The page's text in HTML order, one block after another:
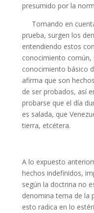
presumido por la
Tomando en
prueba, surgen los
entendiendo estos
conocimiento común,
conocimiento básico
afirma que son
de ser probados, así
probarse que el día
es salada, que
tierra, etcétera.
A lo expuesto
hechos indefinidos,
según la doctrina no
denomina tema de la
esto radica en lo